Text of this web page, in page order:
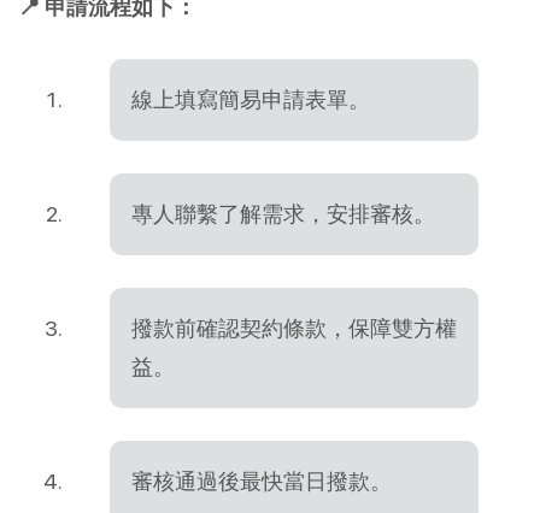
📍 申請流程如下：
線上填寫簡易申請表單。
專人聯繫了解需求，安排審核。
撥款前確認契約條款，保障雙方權
益。
審核通過後最快當日撥款。